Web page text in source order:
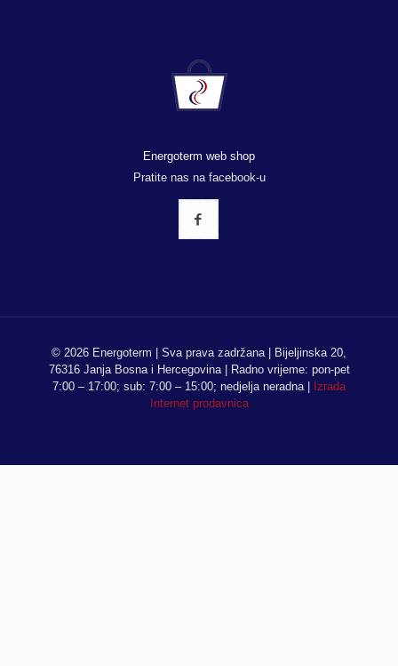
Energoterm web shop
Pratite nas na facebook-u
© 2026 Energoterm | Sva prava zadržana | Bijeljinska 20,
76316 Janja Bosna i Hercegovina | Radno vrijeme: pon-pet
7:00 – 17:00; sub: 7:00 – 15:00; nedjelja neradna |
Izrada
Internet prodavnica